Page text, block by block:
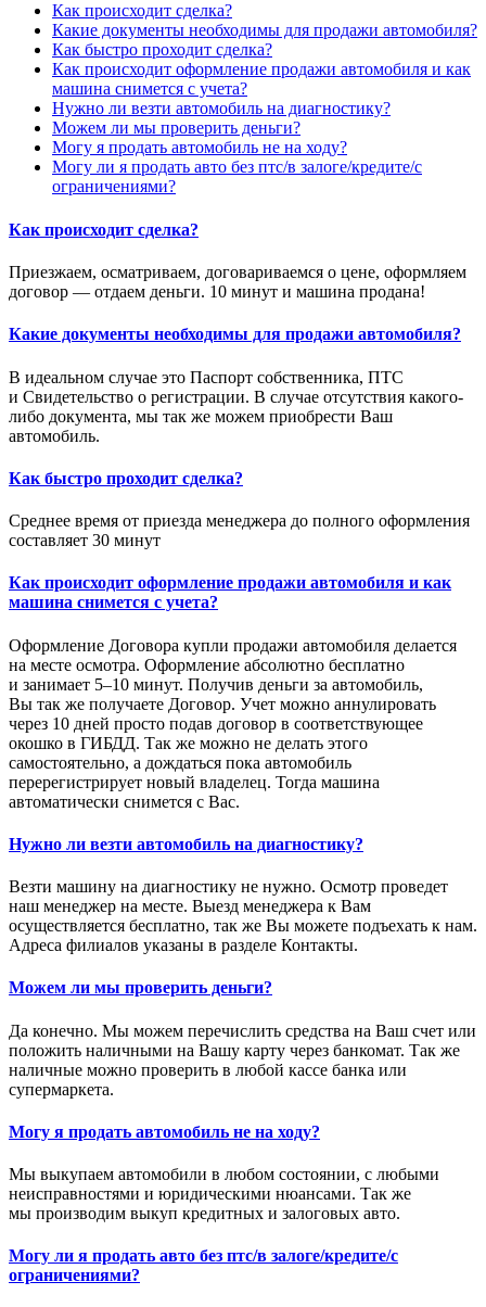
Как происходит сделка?
Какие документы необходимы для продажи автомобиля?
Как быстро проходит сделка?
Как происходит оформление продажи автомобиля и как
машина снимется с учета?
Нужно ли везти автомобиль на диагностику?
Можем ли мы проверить деньги?
Могу я продать автомобиль не на ходу?
Могу ли я продать авто без птс/в залоге/кредите/с
ограничениями?
Как происходит сделка?
Приезжаем, осматриваем, договариваемся о цене, оформляем
договор — отдаем деньги. 10 минут и машина продана!
Какие документы необходимы для продажи автомобиля?
В идеальном случае это Паспорт собственника, ПТС
и Свидетельство о регистрации. В случае отсутствия какого-
либо документа, мы так же можем приобрести Ваш
автомобиль.
Как быстро проходит сделка?
Среднее время от приезда менеджера до полного оформления
составляет 30 минут
Как происходит оформление продажи автомобиля и как
машина снимется с учета?
Оформление Договора купли продажи автомобиля делается
на месте осмотра. Оформление абсолютно бесплатно
и занимает 5–10 минут. Получив деньги за автомобиль,
Вы так же получаете Договор. Учет можно аннулировать
через 10 дней просто подав договор в соответствующее
окошко в ГИБДД. Так же можно не делать этого
самостоятельно, а дождаться пока автомобиль
перерегистрирует новый владелец. Тогда машина
автоматически снимется с Вас.
Нужно ли везти автомобиль на диагностику?
Везти машину на диагностику не нужно. Осмотр проведет
наш менеджер на месте. Выезд менеджера к Вам
осуществляется бесплатно, так же Вы можете подъехать к нам.
Адреса филиалов указаны в разделе Контакты.
Можем ли мы проверить деньги?
Да конечно. Мы можем перечислить средства на Ваш счет или
положить наличными на Вашу карту через банкомат. Так же
наличные можно проверить в любой кассе банка или
супермаркета.
Могу я продать автомобиль не на ходу?
Мы выкупаем автомобили в любом состоянии, с любыми
неисправностями и юридическими нюансами. Так же
мы производим выкуп кредитных и залоговых авто.
Могу ли я продать авто без птс/в залоге/кредите/с
ограничениями?